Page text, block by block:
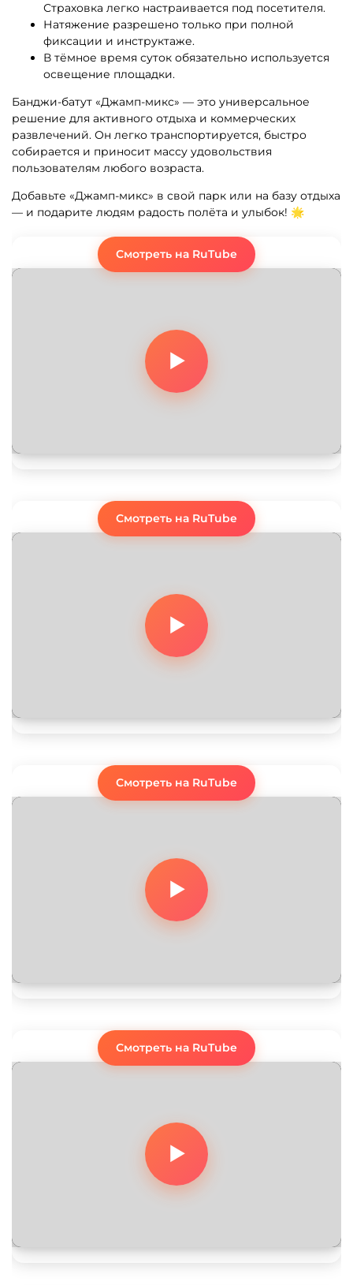
Страховка легко настраивается под посетителя.
Натяжение разрешено только при полной
фиксации и инструктаже.
В тёмное время суток обязательно используется
освещение площадки.
Банджи-батут «Джамп-микс» — это универсальное
решение для активного отдыха и коммерческих
развлечений. Он легко транспортируется, быстро
собирается и приносит массу удовольствия
пользователям любого возраста.
Добавьте «Джамп-микс» в свой парк или на базу отдыха
— и подарите людям радость полёта и улыбок! 🌟
Смотреть на RuTube
Смотреть на RuTube
Смотреть на RuTube
Смотреть на RuTube